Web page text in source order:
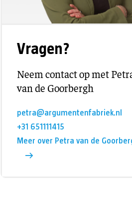
Vragen?
Neem contact op met
van de Goorbergh
petra@argumentenfabriek.nl
+31 651111415
Meer over Petra van de